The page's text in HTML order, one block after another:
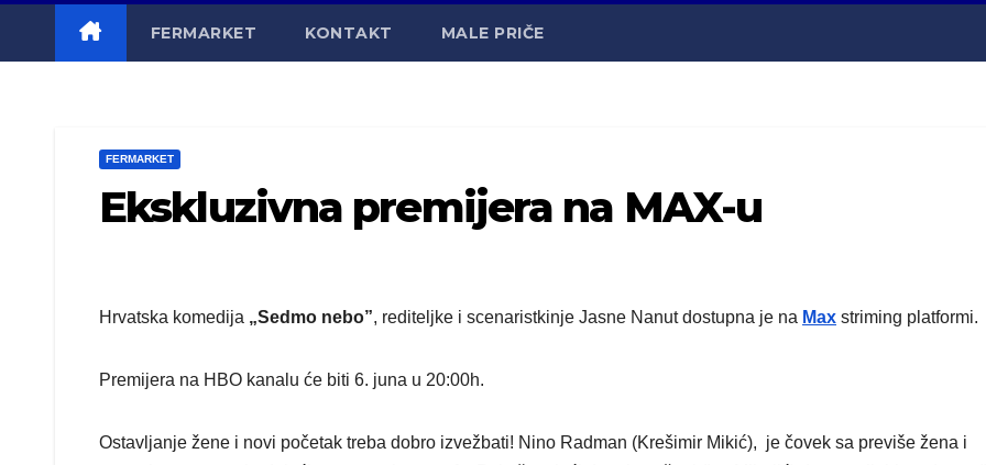
FERMARKET KONTAKT MALE PRIČE
FERMARKET
Ekskluzivna premijera na MAX-u
Hrvatska komedija „Sedmo nebo”, rediteljke i scenaristkinje Jasne Nanut dostupna je na Max striming platformi.
Premijera na HBO kanalu će biti 6. juna u 20:00h.
Ostavljanje žene i novi početak treba dobro izvežbati! Nino Radman (Krešimir Mikić), je čovek sa previše žena i